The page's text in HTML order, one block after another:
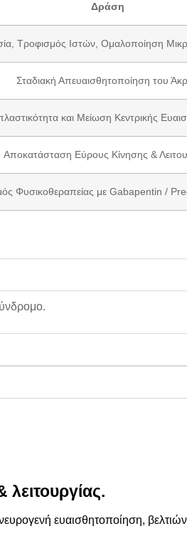
Δράση
Τροφισμός Ιστών, Ομαλοποίηση
Σταδιακή Απευαισθητοποίηση του
και Μείωση Κεντρικής
Αποκατάσταση Εύρους Κίνησης &
Φυσικοθεραπείας με Gabapentin /
.
ευαισθητοποίηση,